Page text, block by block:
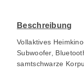
Beschreibung
Vollaktives
Subwoofer,
samtschwarze